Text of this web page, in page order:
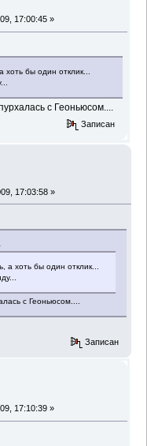
17:00:45 »
хоть бы один отклик...
с Геоньюсом....
Записан
17:03:58 »
а хоть бы один отклик...
с Геоньюсом....
Записан
17:10:39 »